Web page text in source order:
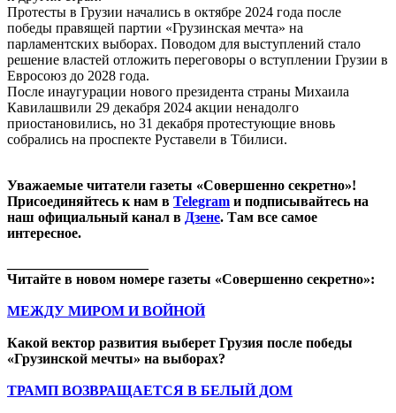
Протесты в Грузии начались в октябре 2024 года после
победы правящей партии «Грузинская мечта» на
парламентских выборах. Поводом для выступлений стало
решение властей отложить переговоры о вступлении Грузии в
Евросоюз до 2028 года.
После инаугурации нового президента страны Михаила
Кавилашвили 29 декабря 2024 акции ненадолго
приостановились, но 31 декабря протестующие вновь
собрались на проспекте Руставели в Тбилиси.
Уважаемые читатели газеты «Совершенно секретно»!
Присоединяйтесь к нам в Telegram и подписывайтесь на
наш официальный канал в Дзене. Там все самое
интересное.
Читайте в новом номере газеты «Совершенно секретно»:
МЕЖДУ МИРОМ И ВОЙНОЙ
Какой вектор развития выберет Грузия после победы
«Грузинской мечты» на выборах?
ТРАМП ВОЗВРАЩАЕТСЯ В БЕЛЫЙ ДОМ